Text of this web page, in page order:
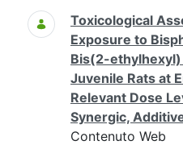
Toxicological
Exposure to
Bis(2-ethylhexyl)
Juvenile Rats at
Relevant Dose
Synergic,
Contenuto Web